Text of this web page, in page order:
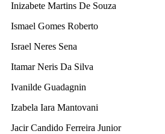
Inizabete Martins De Souza
Ismael Gomes Roberto
Israel Neres Sena
Itamar Neris Da Silva
Ivanilde Guadagnin
Izabela Iara Mantovani
Jacir Candido Ferreira Junior